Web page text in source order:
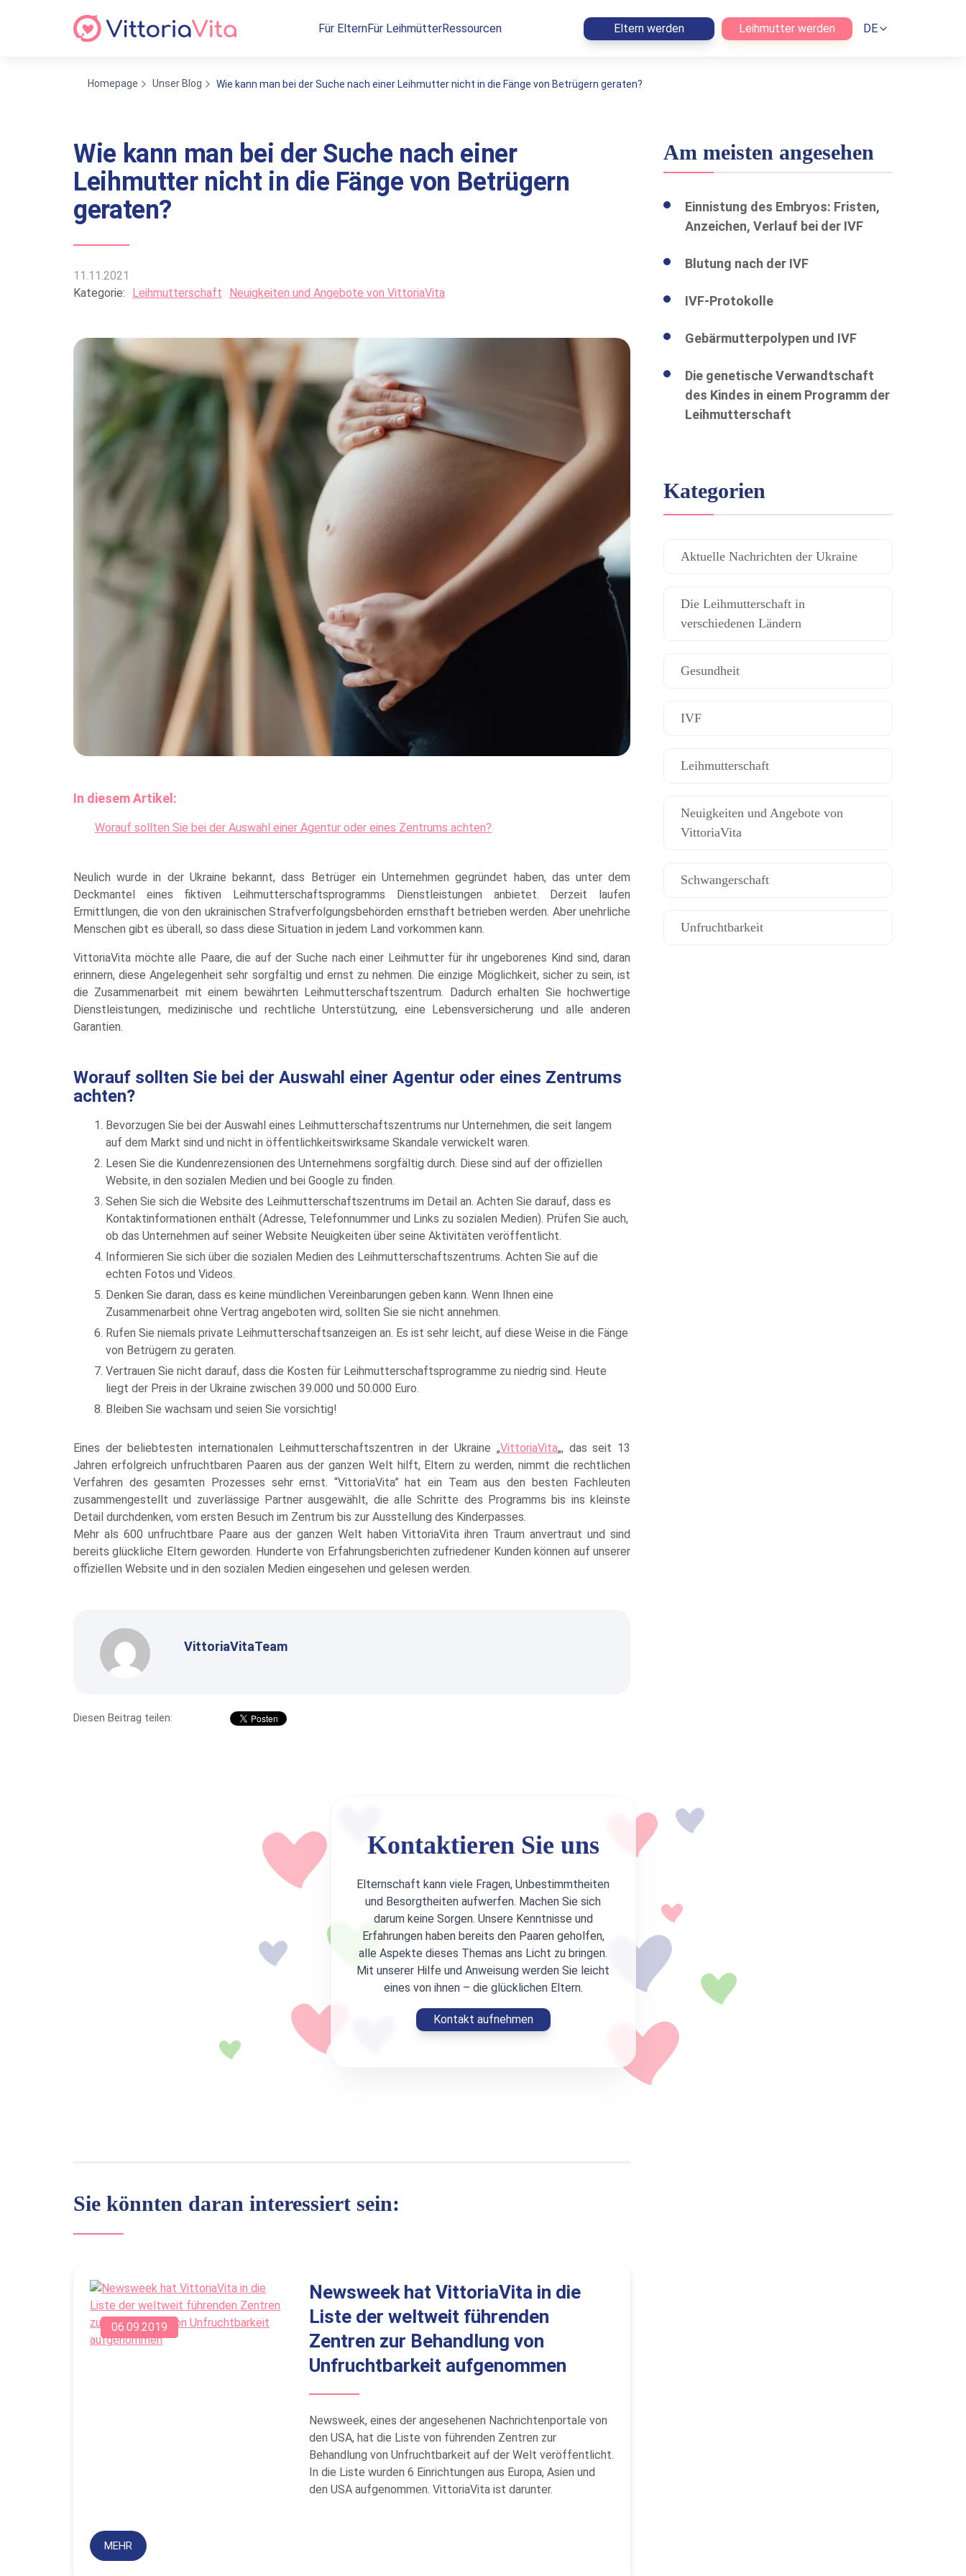
Für ElternFür LeihmütterRessourcen Eltern werden Leihmutter werden DE
Homepage Unser Blog Wie kann man bei der Suche nach einer Leihmutter nicht in die Fänge von Betrügern geraten?
Wie kann man bei der Suche nach einer
Leihmutter nicht in die Fänge von Betrügern
geraten?
11.11.2021
Kategorie:
Leihmutterschaft Neuigkeiten und Angebote von VittoriaVita
In diesem Artikel:
Worauf sollten Sie bei der Auswahl einer Agentur oder eines Zentrums achten?
Neulich wurde in der Ukraine bekannt, dass Betrüger ein Unternehmen gegründet haben, das unter dem
Deckmantel eines fiktiven Leihmutterschaftsprogramms Dienstleistungen anbietet. Derzeit laufen
Ermittlungen, die von den ukrainischen Strafverfolgungsbehörden ernsthaft betrieben werden. Aber unehrliche
Menschen gibt es überall, so dass diese Situation in jedem Land vorkommen kann.
VittoriaVita möchte alle Paare, die auf der Suche nach einer Leihmutter für ihr ungeborenes Kind sind, daran
erinnern, diese Angelegenheit sehr sorgfältig und ernst zu nehmen. Die einzige Möglichkeit, sicher zu sein, ist
die Zusammenarbeit mit einem bewährten Leihmutterschaftszentrum. Dadurch erhalten Sie hochwertige
Dienstleistungen, medizinische und rechtliche Unterstützung, eine Lebensversicherung und alle anderen
Garantien.
Worauf sollten Sie bei der Auswahl einer Agentur oder eines Zentrums
achten?
Bevorzugen Sie bei der Auswahl eines Leihmutterschaftszentrums nur Unternehmen, die seit langem
auf dem Markt sind und nicht in öffentlichkeitswirksame Skandale verwickelt waren.
Lesen Sie die Kundenrezensionen des Unternehmens sorgfältig durch. Diese sind auf der offiziellen
Website, in den sozialen Medien und bei Google zu finden.
Sehen Sie sich die Website des Leihmutterschaftszentrums im Detail an. Achten Sie darauf, dass es
Kontaktinformationen enthält (Adresse, Telefonnummer und Links zu sozialen Medien). Prüfen Sie auch,
ob das Unternehmen auf seiner Website Neuigkeiten über seine Aktivitäten veröffentlicht.
Informieren Sie sich über die sozialen Medien des Leihmutterschaftszentrums. Achten Sie auf die
echten Fotos und Videos.
Denken Sie daran, dass es keine mündlichen Vereinbarungen geben kann. Wenn Ihnen eine
Zusammenarbeit ohne Vertrag angeboten wird, sollten Sie sie nicht annehmen.
Rufen Sie niemals private Leihmutterschaftsanzeigen an. Es ist sehr leicht, auf diese Weise in die Fänge
von Betrügern zu geraten.
Vertrauen Sie nicht darauf, dass die Kosten für Leihmutterschaftsprogramme zu niedrig sind. Heute
liegt der Preis in der Ukraine zwischen 39.000 und 50.000 Euro.
Bleiben Sie wachsam und seien Sie vorsichtig!
Eines der beliebtesten internationalen Leihmutterschaftszentren in der Ukraine „VittoriaVita„, das seit 13
Jahren erfolgreich unfruchtbaren Paaren aus der ganzen Welt hilft, Eltern zu werden, nimmt die rechtlichen
Verfahren des gesamten Prozesses sehr ernst. “VittoriaVita” hat ein Team aus den besten Fachleuten
zusammengestellt und zuverlässige Partner ausgewählt, die alle Schritte des Programms bis ins kleinste
Detail durchdenken, vom ersten Besuch im Zentrum bis zur Ausstellung des Kinderpasses.
Mehr als 600 unfruchtbare Paare aus der ganzen Welt haben VittoriaVita ihren Traum anvertraut und sind
bereits glückliche Eltern geworden. Hunderte von Erfahrungsberichten zufriedener Kunden können auf unserer
offiziellen Website und in den sozialen Medien eingesehen und gelesen werden.
VittoriaVitaTeam
Diesen Beitrag teilen:
Am meisten angesehen
Einnistung des Embryos: Fristen,
Anzeichen, Verlauf bei der IVF
Blutung nach der IVF
IVF-Protokolle
Gebärmutterpolypen und IVF
Die genetische Verwandtschaft
des Kindes in einem Programm der
Leihmutterschaft
Kategorien
Aktuelle Nachrichten der Ukraine
Die Leihmutterschaft in
verschiedenen Ländern
Gesundheit
IVF
Leihmutterschaft
Neuigkeiten und Angebote von
VittoriaVita
Schwangerschaft
Unfruchtbarkeit
Kontaktieren Sie uns
Elternschaft kann viele Fragen, Unbestimmtheiten
und Besorgtheiten aufwerfen. Machen Sie sich
darum keine Sorgen. Unsere Kenntnisse und
Erfahrungen haben bereits den Paaren geholfen,
alle Aspekte dieses Themas ans Licht zu bringen.
Mit unserer Hilfe und Anweisung werden Sie leicht
eines von ihnen – die glücklichen Eltern.
Kontakt aufnehmen
Sie könnten daran interessiert sein:
06.09.2019
Newsweek hat VittoriaVita in die
Liste der weltweit führenden
Zentren zur Behandlung von
Unfruchtbarkeit aufgenommen
Newsweek, eines der angesehenen Nachrichtenportale von
den USA, hat die Liste von führenden Zentren zur
Behandlung von Unfruchtbarkeit auf der Welt veröffentlicht.
In die Liste wurden 6 Einrichtungen aus Europa, Asien und
den USA aufgenommen. VittoriaVita ist darunter.
MEHR